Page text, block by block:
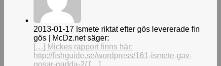
2013-01-17 Ismete riktat efter gös levererade fin
gös | McDz.net säger:
[…] Mickes rapport finns här:
http://fishguide.se/wordpress/161-ismete-gav-